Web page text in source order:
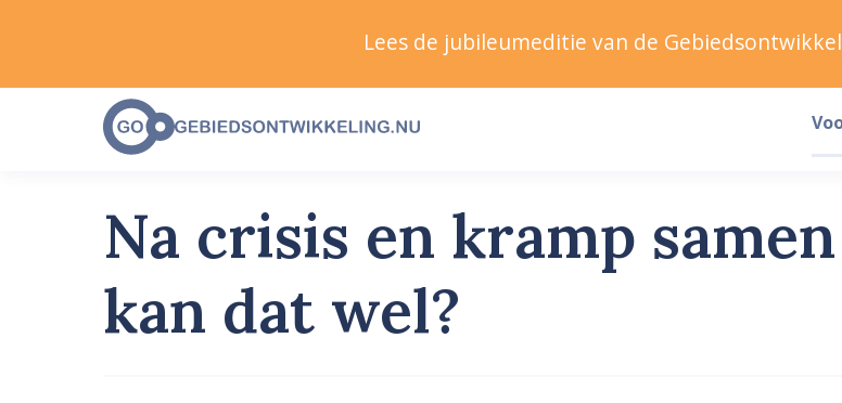
Na crisis en kramp
kan dat wel?
Lees de jubileumeditie van de